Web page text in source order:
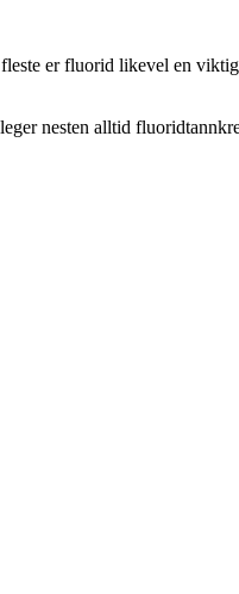
er fluorid likevel en
nesten alltid